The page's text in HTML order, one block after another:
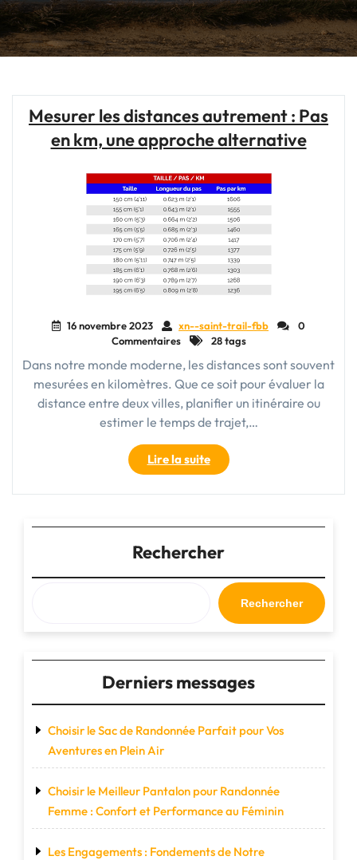
Mesurer les distances autrement : Pas
en km, une approche alternative
16 novembre 2023 xn--saint-trail-fbb
0
Commentaires
28 tags
Dans notre monde moderne, les distances sont souvent
mesurées en kilomètres. Que ce soit pour évaluer la
distance entre deux villes, planifier un itinéraire ou
estimer le temps de trajet,…
Lire la suite"Mesurer
les
distances
:
Pas
en
km,
une
approche
Rechercher
Rechercher
Derniers messages
Choisir le Sac de Randonnée Parfait pour Vos
Aventures en Plein Air
Choisir le Meilleur Pantalon pour Randonnée
Femme : Confort et Performance au Féminin
Les Engagements : Fondements de Notre